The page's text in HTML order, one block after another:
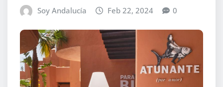
Soy Andalucía Feb 22, 2024 0